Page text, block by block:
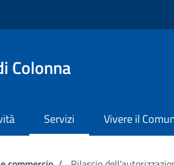
Colonna
Servizi Vivere il